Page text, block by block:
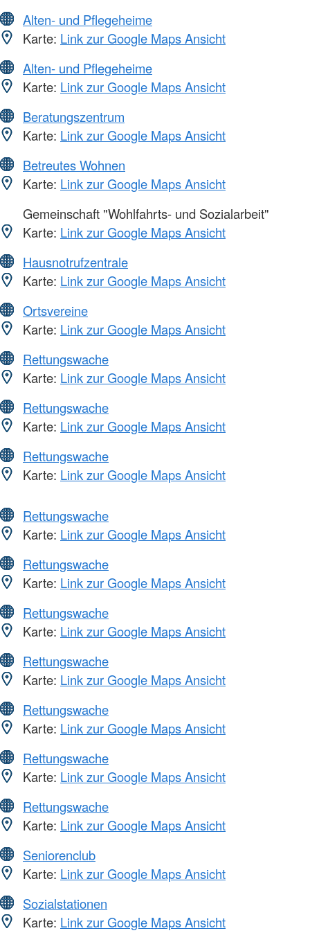
Alten- und Pflegeheime
Karte: Link zur Google Maps Ansicht
Alten- und Pflegeheime
Karte: Link zur Google Maps Ansicht
Beratungszentrum
Karte: Link zur Google Maps Ansicht
Betreutes Wohnen
Karte: Link zur Google Maps Ansicht
Gemeinschaft "Wohlfahrts- und Sozialarbeit"
Karte: Link zur Google Maps Ansicht
Hausnotrufzentrale
Karte: Link zur Google Maps Ansicht
Ortsvereine
Karte: Link zur Google Maps Ansicht
Rettungswache
Karte: Link zur Google Maps Ansicht
Rettungswache
Karte: Link zur Google Maps Ansicht
Rettungswache
Karte: Link zur Google Maps Ansicht
Rettungswache
Karte: Link zur Google Maps Ansicht
Rettungswache
Karte: Link zur Google Maps Ansicht
Rettungswache
Karte: Link zur Google Maps Ansicht
Rettungswache
Karte: Link zur Google Maps Ansicht
Rettungswache
Karte: Link zur Google Maps Ansicht
Rettungswache
Karte: Link zur Google Maps Ansicht
Rettungswache
Karte: Link zur Google Maps Ansicht
Seniorenclub
Karte: Link zur Google Maps Ansicht
Sozialstationen
Karte: Link zur Google Maps Ansicht